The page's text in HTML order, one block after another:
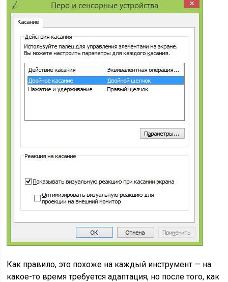
Как правило, это похоже на каждый инструмент — на
какое-то время требуется адаптация, но после того, как